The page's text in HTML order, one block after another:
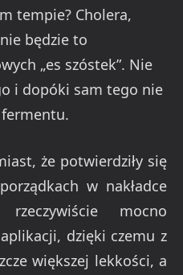
tempie? Cholera,
będzie to
„es szóstek”. Nie
i dopóki sam tego nie
fermentu.
że potwierdziły się
w nakładce
rzeczywiście mocno
dzięki czemu z
większej lekkości, a